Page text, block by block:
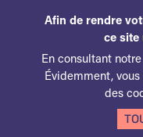
© Copyright
Conditions
Afin de rendre
ce site
En consultant
Évidemment,
des